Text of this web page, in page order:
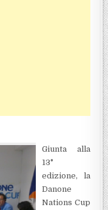
Giunta alla
13°
edizione, la
Danone
Nations Cup